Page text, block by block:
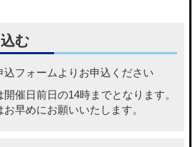
む
込フォーム よりお申込ください
開催日前日の14時までとなります。
お早めにお願いいたします。